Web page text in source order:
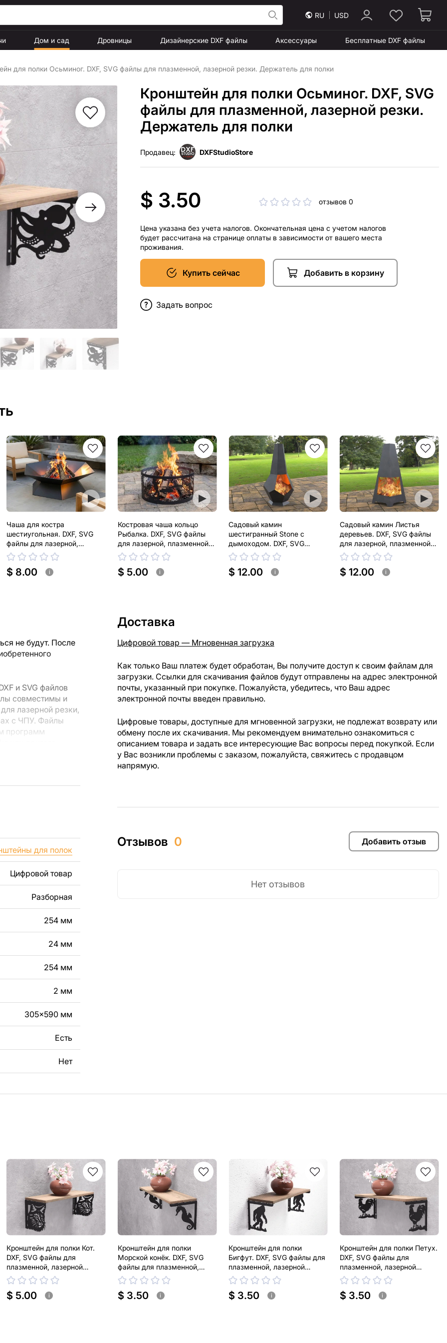
RU USD
Дом и сад Дровницы Дизайнерские DXF файлы Аксессуары Бесплатные DXF файлы
для полки Осьминог. DXF, SVG файлы для плазменной, лазерной резки. Держатель для полки
Кронштейн для полки Осьминог. DXF, SVG
файлы для плазменной, лазерной резки.
Держатель для полки
Продавец: DXFStudioStore
$ 3.50 отзывов 0
Цена указана без учета налогов. Окончательная цена с учетом налогов
будет рассчитана на странице оплаты в зависимости от вашего места
проживания.
Купить сейчас Добавить в корзину
Задать вопрос
Чаша для костра
шестиугольная. DXF, SVG
файлы для лазерной,
плазменной резки
$ 8.00 i
Костровая чаша кольцо
Рыбалка. DXF, SVG файлы
для лазерной, плазменной
резки
$ 5.00 i
Садовый камин
шестигранный Stone с
дымоходом. DXF, SVG
файлы для лазерной,
плазменной резки
$ 12.00 i
Садовый камин Листья
деревьев. DXF, SVG файлы
для лазерной, плазменной
резки
$ 12.00 i
не будут. После
и SVG файлов
совместимы и
лазерной резки,
с ЧПУ. Файлы
программ
созданы с
что
изображение,
дизайн изделия.
изделия из
с нами в
для полок
Цифровой товар
Разборная
254 мм
24 мм
254 мм
2 мм
305x590 мм
Есть
Нет
Доставка
Цифровой товар — Мгновенная загрузка
Как только Ваш платеж будет обработан, Вы получите доступ к своим файлам для
загрузки. Ссылки для скачивания файлов будут отправлены на адрес электронной
почты, указанный при покупке. Пожалуйста, убедитесь, что Ваш адрес
электронной почты введен правильно.
Цифровые товары, доступные для мгновенной загрузки, не подлежат возврату или
обмену после их скачивания. Мы рекомендуем внимательно ознакомиться с
описанием товара и задать все интересующие Вас вопросы перед покупкой. Если
у Вас возникли проблемы с заказом, пожалуйста, свяжитесь с продавцом
напрямую.
Отзывов 0 Добавить отзыв
Нет отзывов
Кронштейн для полки Кот.
DXF, SVG файлы для
плазменной, лазерной
резки. Держатель для полки
$ 5.00 i
Кронштейн для полки
Морской конёк. DXF, SVG
файлы для плазменной,
лазерной резки. Держатель
для полки
$ 3.50 i
Кронштейн для полки
Бигфут. DXF, SVG файлы для
плазменной, лазерной
резки. Держатель для полки
$ 3.50 i
Кронштейн для полки Петух.
DXF, SVG файлы для
плазменной, лазерной
резки. Держатель для полки
$ 3.50 i